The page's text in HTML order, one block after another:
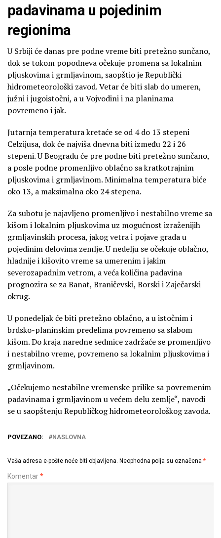
padavinama u pojedinim
regionima
U Srbiji će danas pre podne vreme biti pretežno sunčano,
dok se tokom popodneva očekuje promena sa lokalnim
pljuskovima i grmljavinom, saopštio je Republički
hidrometeorološki zavod. Vetar će biti slab do umeren,
južni i jugoistočni, a u Vojvodini i na planinama
povremeno i jak.
Jutarnja temperatura kretaće se od 4 do 13 stepeni
Celzijusa, dok će najviša dnevna biti između 22 i 26
stepeni. U Beogradu će pre podne biti pretežno sunčano,
a posle podne promenljivo oblačno sa kratkotrajnim
pljuskovima i grmljavinom. Minimalna temperatura biće
oko 13, a maksimalna oko 24 stepena.
Za subotu je najavljeno promenljivo i nestabilno vreme sa
kišom i lokalnim pljuskovima uz mogućnost izraženijih
grmljavinskih procesa, jakog vetra i pojave grada u
pojedinim delovima zemlje. U nedelju se očekuje oblačno,
hladnije i kišovito vreme sa umerenim i jakim
severozapadnim vetrom, a veća količina padavina
prognozira se za Banat, Braničevski, Borski i Zaječarski
okrug.
U ponedeljak će biti pretežno oblačno, a u istočnim i
brdsko-planinskim predelima povremeno sa slabom
kišom. Do kraja naredne sedmice zadržaće se promenljivo
i nestabilno vreme, povremeno sa lokalnim pljuskovima i
grmljavinom.
„Očekujemo nestabilne vremenske prilike sa povremenim
padavinama i grmljavinom u većem delu zemlje“, navodi
se u saopštenju Republičkog hidrometeorološkog zavoda.
POVEZANO: NASLOVNA
Vaša adresa e-pošte neće biti objavljena. Neophodna polja su označena *
Komentar*